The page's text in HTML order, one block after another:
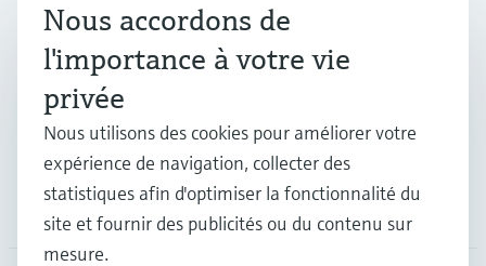
Industries
Support
Nous accordons de
l'importance à votre vie
privée
Nous utilisons des cookies pour améliorer votre
expérience de navigation, collecter des
statistiques afin d'optimiser la fonctionnalité du
site et fournir des publicités ou du contenu sur
mesure.